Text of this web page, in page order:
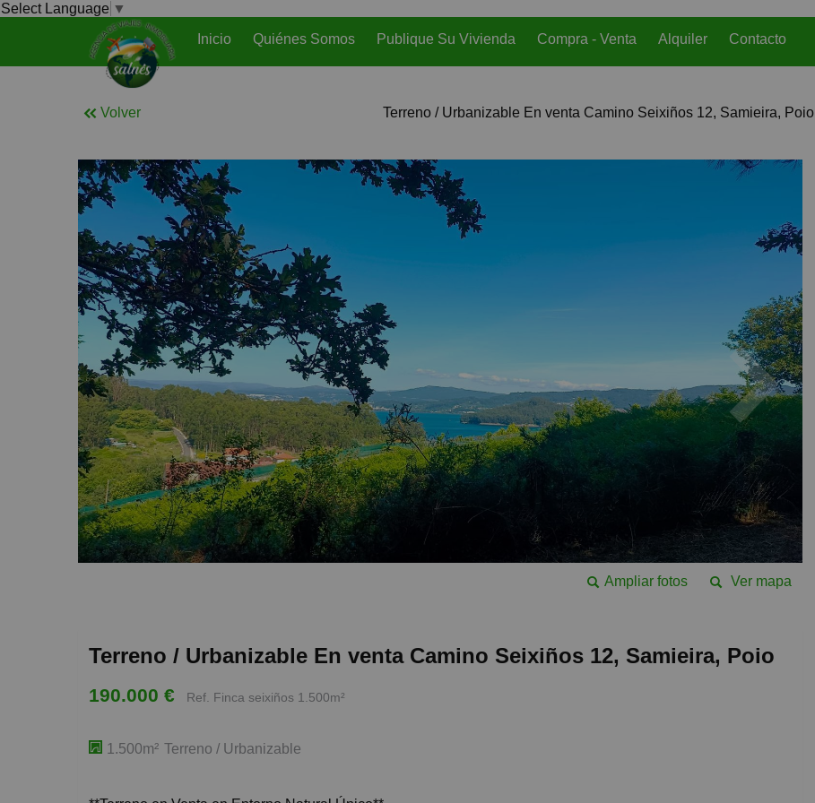
Select Language ▼
Inicio
Quiénes Somos Publique Su Vivienda Compra - Venta Alquiler Contacto
Volver Terreno / Urbanizable En venta Camino Seixiños 12, Samieira, Poio
Ver mapa
Ampliar fotos
Terreno / Urbanizable En venta Camino Seixiños 12, Samieira, Poio
190.000 € Ref. Finca seixiños 1.500m²
1.500m² Terreno / Urbanizable